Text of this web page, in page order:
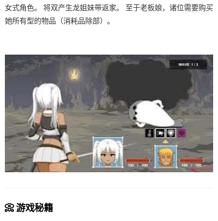
女式角色。 将双产生龙姐妹带返家。 至于老板娘，诸位需要购买
她所有型的物品（消耗品除部）。
📀 游戏秘籍